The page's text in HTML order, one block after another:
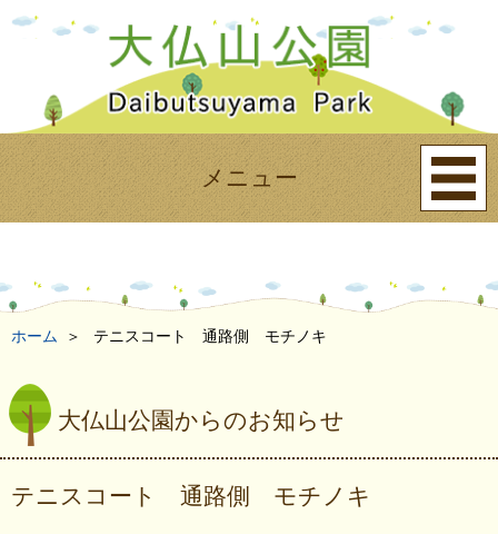
メニュー
ホーム テニスコート 通路側 モチノキ
大仏山公園からのお知らせ
テニスコート 通路側 モチノキ